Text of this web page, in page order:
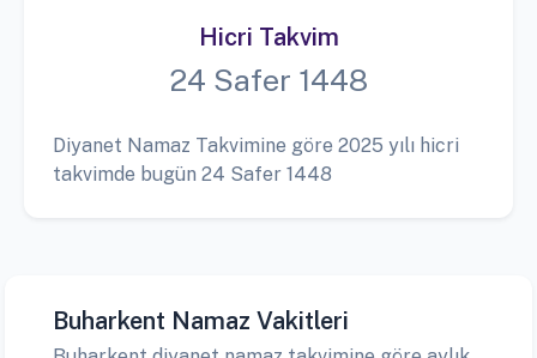
Hicri Takvim
24 Safer 1448
Diyanet Namaz Takvimine göre 2025 yılı hicri
takvimde bugün 24 Safer 1448
Buharkent Namaz Vakitleri